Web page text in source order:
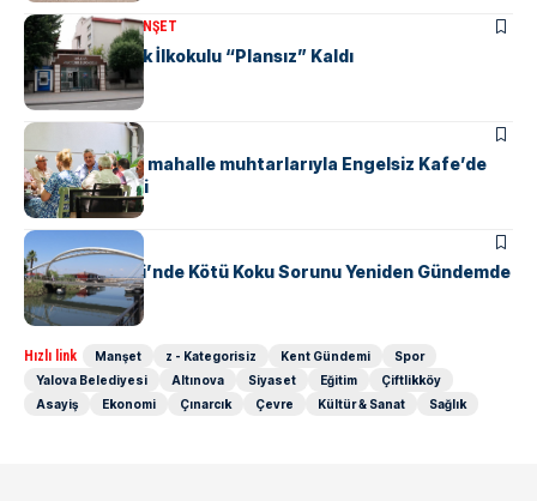
KENT GÜNDEMIMANŞET
Yalova Atatürk İlkokulu “Plansız” Kaldı
KENT GÜNDEMI
Başkan Gürel, mahalle muhtarlarıyla Engelsiz Kafe’de
bir araya geldi
KENT GÜNDEMI
Safran Deresi’nde Kötü Koku Sorunu Yeniden Gündemde
Hızlı link Manşet z - Kategorisiz Kent Gündemi
Spor
Yalova Belediyesi
Altınova Siyaset Eğitim
Çiftlikköy
Asayiş
Ekonomi Çınarcık Çevre Kültür & Sanat Sağlık